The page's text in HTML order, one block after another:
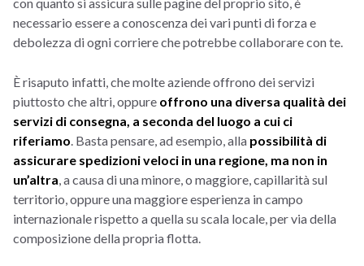
necessario essere a conoscenza dei vari punti di forza e
debolezza di ogni corriere che potrebbe collaborare con te.
È risaputo infatti, che molte aziende offrono dei servizi
piuttosto che altri, oppure offrono una diversa qualità dei
servizi di consegna, a seconda del luogo a cui ci
riferiamo . Basta pensare, ad esempio, alla possibilità di
assicurare spedizioni veloci in una regione, ma non in
un’altra , a causa di una minore, o maggiore, capillarità sul
territorio, oppure una maggiore esperienza in campo
internazionale rispetto a quella su scala locale, per via della
composizione della propria flotta.